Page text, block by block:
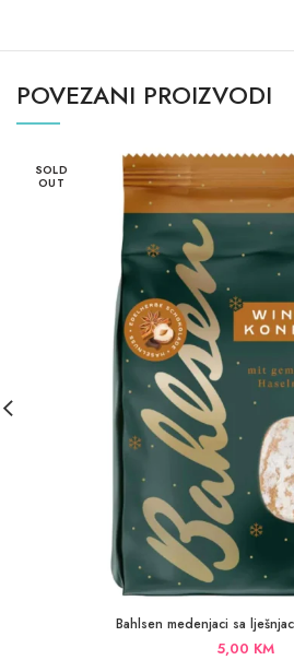
POVEZANI PROIZVODI
SOLD
OUT
Bahlsen medenjaci sa
5,00 KM